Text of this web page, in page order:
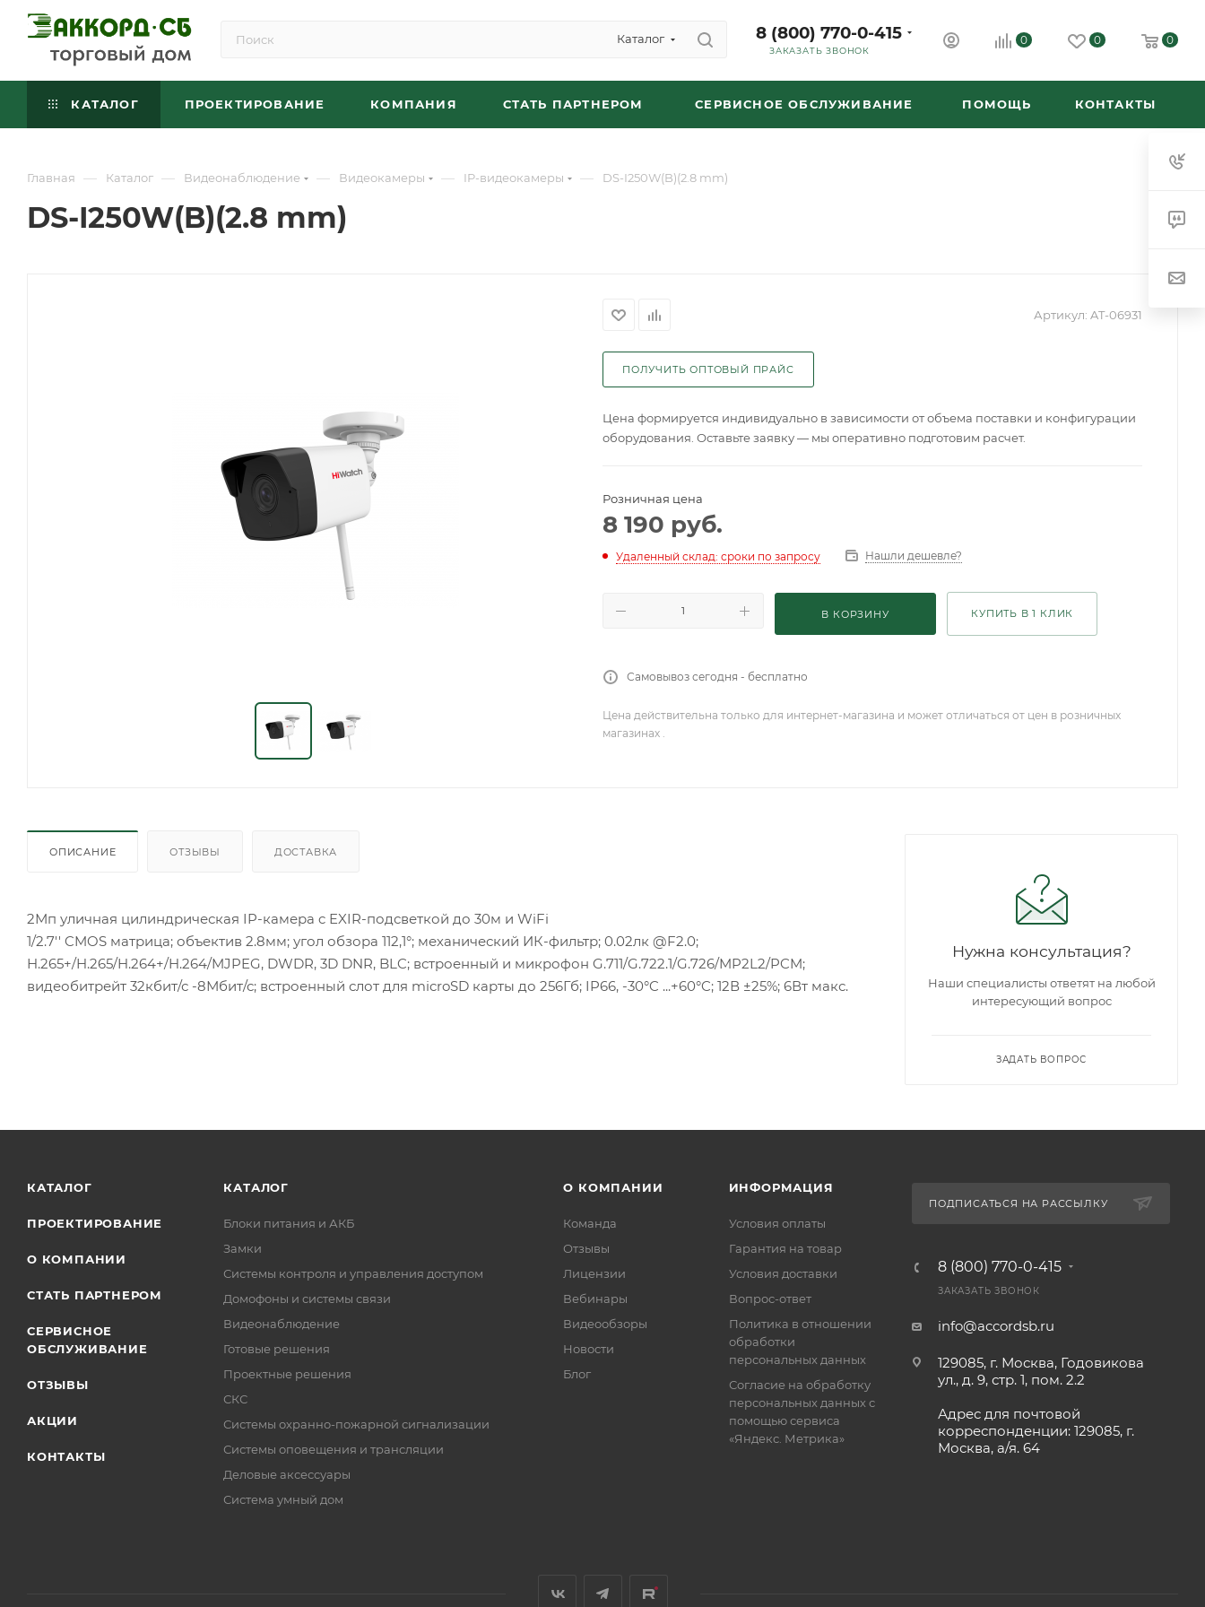
Каталог 8 (800) 770-0-415
ЗАКАЗАТЬ ЗВОНОК
0 0 0
КАТАЛОГ ПРОЕКТИРОВАНИЕ КОМПАНИЯ СТАТЬ ПАРТНЕРОМ СЕРВИСНОЕ ОБСЛУЖИВАНИЕ ПОМОЩЬ КОНТАКТЫ
Главная — Каталог — Видеонаблюдение — Видеокамеры — IP-видеокамеры — DS-I250W(B)(2.8 mm)
DS-I250W(B)(2.8 mm)
Артикул: AT-06931
ПОЛУЧИТЬ ОПТОВЫЙ ПРАЙС
Цена формируется индивидуально в зависимости от объема поставки и конфигурации
оборудования. Оставьте заявку — мы оперативно подготовим расчет.
Розничная цена
8 190 руб.
Удаленный склад: сроки по запросу Нашли дешевле?
В КОРЗИНУ КУПИТЬ В 1 КЛИК
Самовывоз сегодня - бесплатно
Цена действительна только для интернет-магазина и может отличаться от цен в розничных
магазинах .
ОПИСАНИЕ ОТЗЫВЫ ДОСТАВКА
2Мп уличная цилиндрическая IP-камера c EXIR-подсветкой до 30м и WiFi
1/2.7'' CMOS матрица; объектив 2.8мм; угол обзора 112,1°; механический ИК-фильтр; 0.02лк @F2.0;
H.265+/H.265/H.264+/H.264/MJPEG, DWDR, 3D DNR, BLC; встроенный и микрофон G.711/G.722.1/G.726/MP2L2/PCM;
видеобитрейт 32кбит/с -8Мбит/с; встроенный слот для microSD карты до 256Гб; IP66, -30°C ...+60°C; 12В ±25%; 6Вт макс.
Нужна консультация?
Наши специалисты ответят на любой
интересующий вопрос
ЗАДАТЬ ВОПРОС
КАТАЛОГ
ПРОЕКТИРОВАНИЕ
О КОМПАНИИ
СТАТЬ ПАРТНЕРОМ
СЕРВИСНОЕ
ОБСЛУЖИВАНИЕ
ОТЗЫВЫ
АКЦИИ
КОНТАКТЫ
КАТАЛОГ
Блоки питания и АКБ
Замки
Системы контроля и управления доступом
Домофоны и системы связи
Видеонаблюдение
Готовые решения
Проектные решения
СКС
Системы охранно-пожарной сигнализации
Системы оповещения и трансляции
Деловые аксессуары
Система умный дом
О КОМПАНИИ
Команда
Отзывы
Лицензии
Вебинары
Видеообзоры
Новости
Блог
ИНФОРМАЦИЯ
Условия оплаты
Гарантия на товар
Условия доставки
Вопрос-ответ
Политика в отношении
обработки
персональных данных
Согласие на обработку
персональных данных с
помощью сервиса
«Яндекс. Метрика»
ПОДПИСАТЬСЯ НА РАССЫЛКУ
8 (800) 770-0-415
ЗАКАЗАТЬ ЗВОНОК
info@accordsb.ru
129085, г. Москва, Годовикова
ул., д. 9, стр. 1, пом. 2.2
Адрес для почтовой
корреспонденции: 129085, г.
Москва, а/я. 64